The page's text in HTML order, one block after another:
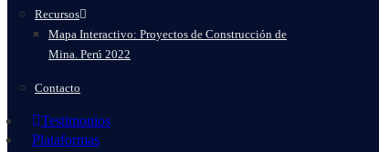
Recursos
Mapa Interactivo: Proyectos de Construcción de
Mina. Perú 2022
Contacto
Testimonios
Plataformas